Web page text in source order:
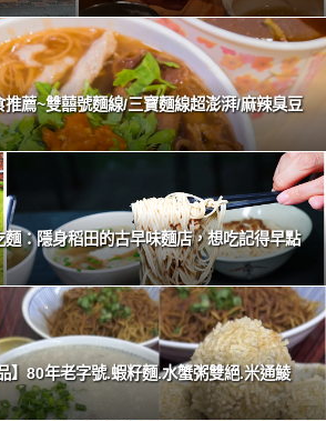
薦~雙囍號麵線/三寶麵線超澎湃/麻辣臭豆
：隱身稻田的古早味麵店，想吃記得早點
】80年老字號.蝦籽麵.水蟹粥雙絕.米通鯪